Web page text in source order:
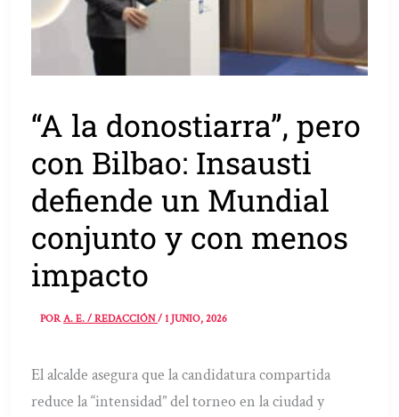
“A la donostiarra”, pero
con Bilbao: Insausti
defiende un Mundial
conjunto y con menos
impacto
PORA. E. / REDACCIÓN/1 JUNIO, 2026
El alcalde asegura que la candidatura compartida
reduce la “intensidad” del torneo en la ciudad y